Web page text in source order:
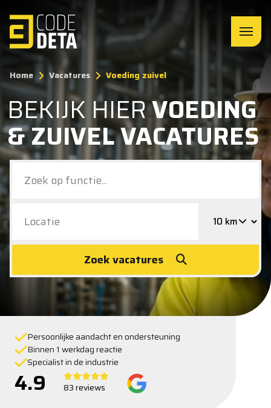
Home Vacatures Voeding zuivel
BEKIJK HIERVOEDING
& ZUIVEL VACATURES
Zoek vacatures
Persoonlijke aandacht en ondersteuning
Binnen 1 werkdag reactie
Specialist in de industrie
4.9 83 reviews